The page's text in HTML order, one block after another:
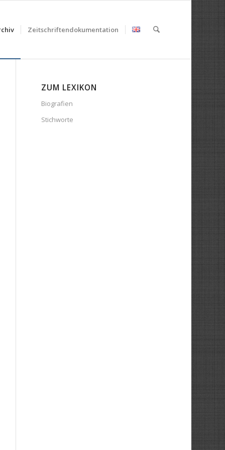
Zeitschriftendokumentation
ZUM LEXIKON
Biografien
Stichworte